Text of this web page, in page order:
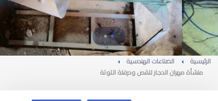
الرئيسية
الصناعات الهندسية
منشأة مهران الحجار للقص ودرفلة التوتة